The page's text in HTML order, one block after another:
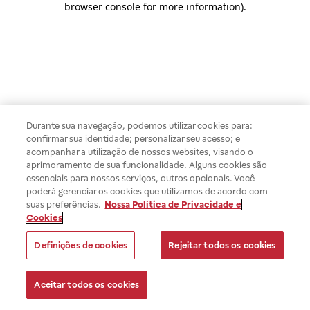
browser console for more information).
Durante sua navegação, podemos utilizar cookies para:
confirmar sua identidade; personalizar seu acesso; e
acompanhar a utilização de nossos websites, visando o
aprimoramento de sua funcionalidade. Alguns cookies são
essenciais para nossos serviços, outros opcionais. Você
poderá gerenciar os cookies que utilizamos de acordo com
suas preferências. Nossa Política de Privacidade e
Cookies
Definições de cookies Rejeitar todos os cookies
Aceitar todos os cookies